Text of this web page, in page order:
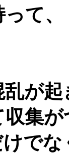
て
が
集
で